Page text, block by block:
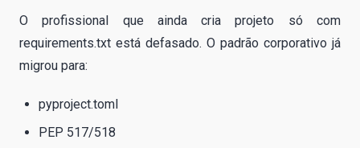
O profissional que ainda cria projeto só com
requirements.txt está defasado. O padrão corporativo já
migrou para:
pyproject.toml
PEP 517/518